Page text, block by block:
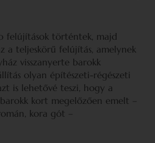
felújítások történtek, majd
teljeskörű felújítás, amelynek
visszanyerte barokk
olyan építészeti-régészeti
is lehetővé teszi, hogy a
kort megelőzően emelt –
kora gót –